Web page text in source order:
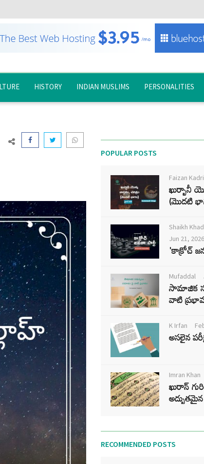
HISTORY INDIAN MUSLIMS PERSONALITIES
POPULAR POSTS
Faizan Kadri
ఖుర్బానీ
(మొదటి
Shaikh
Jun 21, 2026
'కాక్రోచ్
Mufaddal
సామాజిక
వాటి
K Irfan
అసలైన
Imran Khan
ఖురాన్
RECOMMENDED POSTS